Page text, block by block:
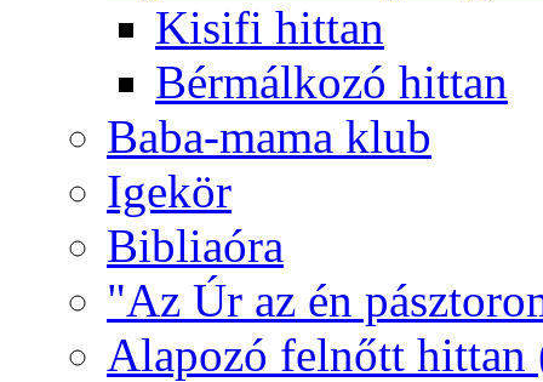
Kisifi hittan
Bérmálkozó hittan
Baba-mama klub
Igekör
Bibliaóra
"Az Úr az én
Alapozó felnőtt hittan